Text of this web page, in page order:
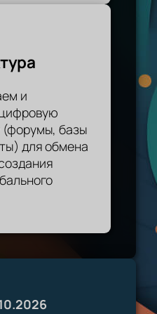
и
(форумы, базы
для обмена